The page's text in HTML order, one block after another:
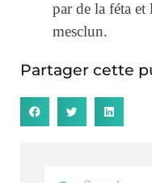
par de la féta et
mesclun.
Partager cette